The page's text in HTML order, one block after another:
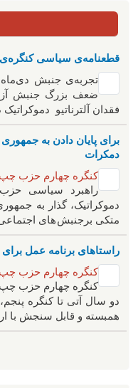
قطعنامه‌ی سیاسی کنگره‌ی
ضعف بزرگ جنبش
فقدان آلترناتیو
برای پایان دادن به جمهوری
دمکرات
کنگره چهارم حزب چپ
راهبرد سياسی حزب
دموکراتیک، گذار به
متکی برجنبش های
راستاهای برنامه عمل برای
کنگره چهارم حزب چپ
کنگره چهارم حزب چپ
دو سال آتی تا کنگره پنجم،
همبسته و قابل سنجش با